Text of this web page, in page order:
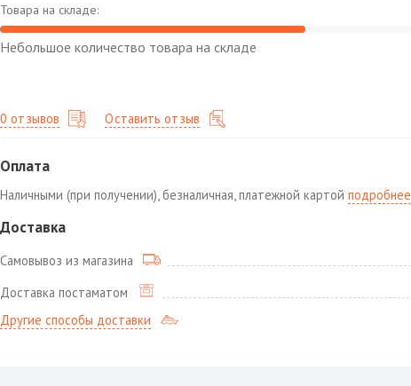
Товара на складе:
Небольшое количество товара на складе
0 отзывов Оставить отзыв
Оплата
Наличными (при получении), безналичная, платежной картойподробнее
Доставка
Самовывоз из магазина
Доставка постаматом
Другие способы доставки